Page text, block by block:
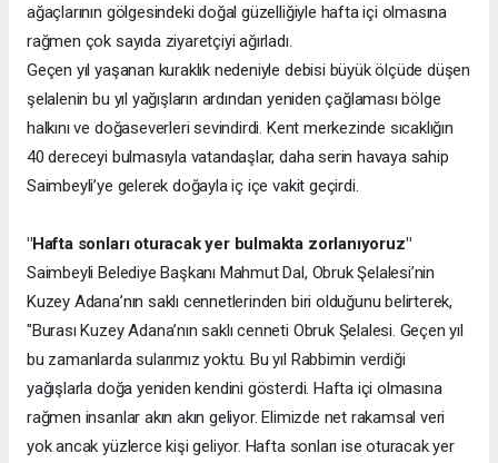
ağaçlarının gölgesindeki doğal güzelliğiyle hafta içi olmasına
rağmen çok sayıda ziyaretçiyi ağırladı.
Geçen yıl yaşanan kuraklık nedeniyle debisi büyük ölçüde düşen
şelalenin bu yıl yağışların ardından yeniden çağlaması bölge
halkını ve doğaseverleri sevindirdi. Kent merkezinde sıcaklığın
40 dereceyi bulmasıyla vatandaşlar, daha serin havaya sahip
Saimbeyli’ye gelerek doğayla iç içe vakit geçirdi.
"Hafta sonları oturacak yer bulmakta zorlanıyoruz"
Saimbeyli Belediye Başkanı Mahmut Dal, Obruk Şelalesi’nin
Kuzey Adana’nın saklı cennetlerinden biri olduğunu belirterek,
"Burası Kuzey Adana’nın saklı cenneti Obruk Şelalesi. Geçen yıl
bu zamanlarda sularımız yoktu. Bu yıl Rabbimin verdiği
yağışlarla doğa yeniden kendini gösterdi. Hafta içi olmasına
rağmen insanlar akın akın geliyor. Elimizde net rakamsal veri
yok ancak yüzlerce kişi geliyor. Hafta sonları ise oturacak yer